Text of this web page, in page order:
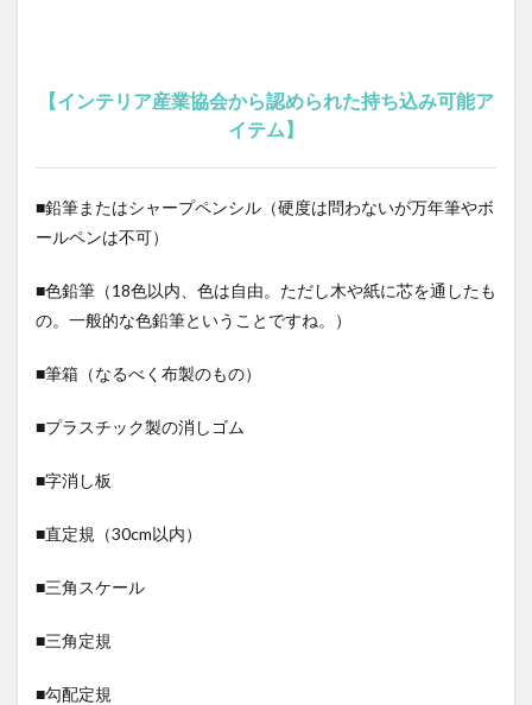
【インテリア産業協会から認められた持ち込み可能ア
イテム】
■鉛筆またはシャープペンシル（硬度は問わないが万年筆やボ
ールペンは不可）
■色鉛筆（18色以内、色は自由。ただし木や紙に芯を通したも
の。一般的な色鉛筆ということですね。）
■筆箱（なるべく布製のもの）
■プラスチック製の消しゴム
■字消し板
■直定規（30cm以内）
■三角スケール
■三角定規
■勾配定規